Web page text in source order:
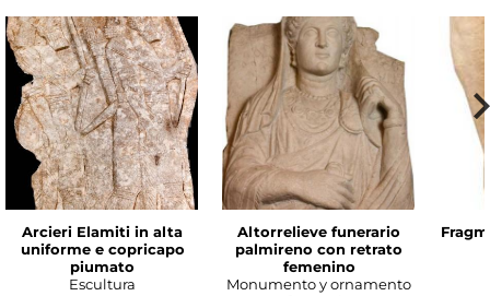
Arcieri Elamiti in alta
uniforme e copricapo
piumato
Escultura
Altorrelieve funerario
palmireno con retrato
femenino
Monumento y ornamento